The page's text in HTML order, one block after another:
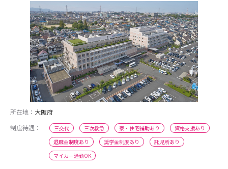
所在地： 大阪府
制度待遇：
三交代 三次救急 寮・住宅補助あり
資格支援あり
退職金制度あり
奨学金制度あり
託児所あり
マイカー通勤OK